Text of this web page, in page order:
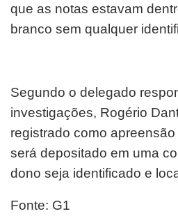
que as notas estavam
branco sem qualquer
Segundo o delegado
investigações, Rogério
registrado como
será depositado em uma
dono seja identificado e
Fonte: G1